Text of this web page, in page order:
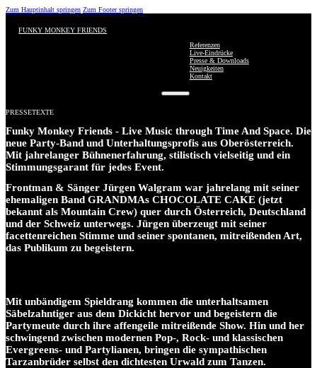
Zum Hauptinhalt springen Zum Footer springen
FUNKY MONKEY FRIENDS
Referenzen
Live-Eindrücke
Presse & Downloads
Neuigkeiten
Kontakt
PRESSETEXTE
Funky Monkey Friends - Live Music through Time And Space. Die
neue Party-Band und Unterhaltungsprofis aus Oberösterreich.
Mit jahrelanger Bühnenerfahrung, stilistisch vielseitig und ein
Stimmungsgarant für jedes Event.
Frontman & Sänger Jürgen Walgram war jahrelang mit seiner
ehemaligen Band GRANDMAs CHOCOLATE CAKE (jetzt
bekannt als Mountain Crew) quer durch Österreich, Deutschland
und der Schweiz unterwegs. Jürgen überzeugt mit seiner
facettenreichen Stimme und seiner spontanen, mitreißenden Art,
das Publikum zu begeistern.
Mit unbändigem Spieldrang kommen die unterhaltsamen
Säbelzahntiger aus dem Dickicht hervor und begeistern die
Partymeute durch ihre affengeile mitreißende Show. Hin und her
schwingend zwischen modernen Pop-, Rock- und klassischen
Evergreens- und Partylianen, bringen die sympathischen
Tarzanbrüder selbst den dichtesten Urwald zum Tanzen.